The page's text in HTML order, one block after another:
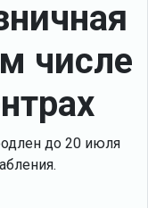
числе
до 20 июля